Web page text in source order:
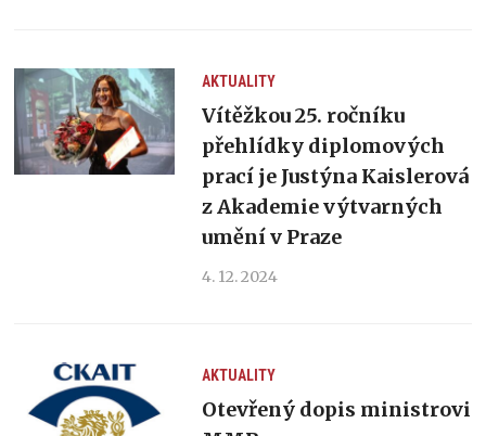
AKTUALITY
Vítěžkou 25. ročníku
přehlídky diplomových
prací je Justýna Kaislerová
z Akademie výtvarných
umění v Praze
4. 12. 2024
AKTUALITY
Otevřený dopis ministrovi